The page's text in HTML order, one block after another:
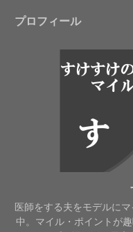
プロフィール
医師をする夫をモデルに
中。マイル・ポイントが